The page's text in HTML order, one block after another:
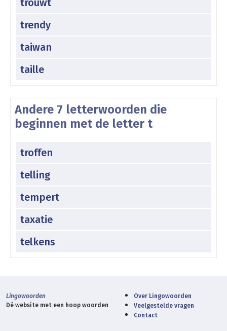
trouwt
trendy
taiwan
taille
Andere 7 letterwoorden die
beginnen met de letter t
troffen
telling
tempert
taxatie
telkens
Lingowoorden
Dé website met een hoop woorden
Over Lingowoorden
Veelgestelde vragen
Contact